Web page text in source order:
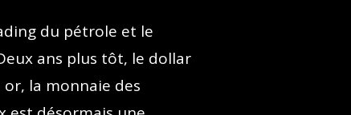
du pétrole et le
ans plus tôt, le dollar
or, la monnaie des